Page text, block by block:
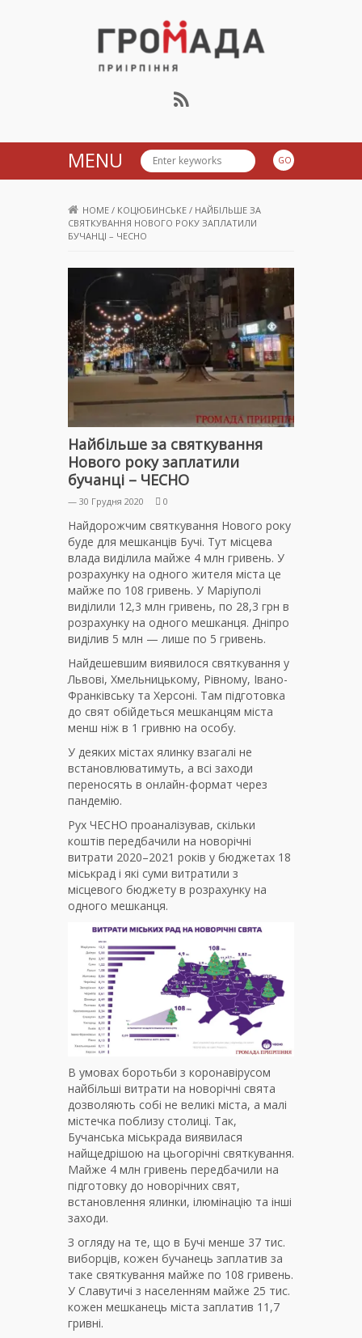
Громада Приірпіння
MENU
HOME / КОЦЮБИНСЬКЕ / НАЙБІЛЬШЕ ЗА
СВЯТКУВАННЯ НОВОГО РОКУ ЗАПЛАТИЛИ
БУЧАНЦІ – ЧЕСНО
Найбільше за святкування
Нового року заплатили
бучанці – ЧЕСНО
— 30 Грудня 2020 0
Найдорожчим святкування Нового року
буде для мешканців Бучі. Тут місцева
влада виділила майже 4 млн гривень. У
розрахунку на одного жителя міста це
майже по 108 гривень. У Маріуполі
виділили 12,3 млн гривень, по 28,3 грн в
розрахунку на одного мешканця. Дніпро
виділив 5 млн — лише по 5 гривень.
Найдешевшим виявилося святкування у
Львові, Хмельницькому, Рівному, Івано-
Франківську та Херсоні. Там підготовка
до свят обійдеться мешканцям міста
менш ніж в 1 гривню на особу.
У деяких містах ялинку взагалі не
встановлюватимуть, а всі заходи
переносять в онлайн-формат через
пандемію.
Рух ЧЕСНО проаналізував, скільки
коштів передбачили на новорічні
витрати 2020–2021 років у бюджетах 18
міськрад і які суми витратили з
місцевого бюджету в розрахунку на
одного мешканця.
В умовах боротьби з коронавірусом
найбільші витрати на новорічні свята
дозволяють собі не великі міста, а малі
містечка поблизу столиці. Так,
Бучанська міськрада виявилася
найщедрішою на цьогорічні святкування.
Майже 4 млн гривень передбачили на
підготовку до новорічних свят,
встановлення ялинки, ілюмінацію та інші
заходи.
З огляду на те, що в Бучі менше 37 тис.
виборців, кожен бучанець заплатив за
таке святкування майже по 108 гривень.
У Славутичі з населенням майже 25 тис.
кожен мешканець міста заплатив 11,7
гривні.